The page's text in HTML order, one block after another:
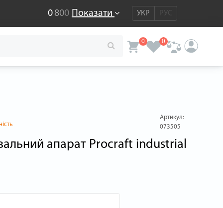
0800 Показати УКР РУС
0 0
Артикул:
073505
апарат Procraft industrial